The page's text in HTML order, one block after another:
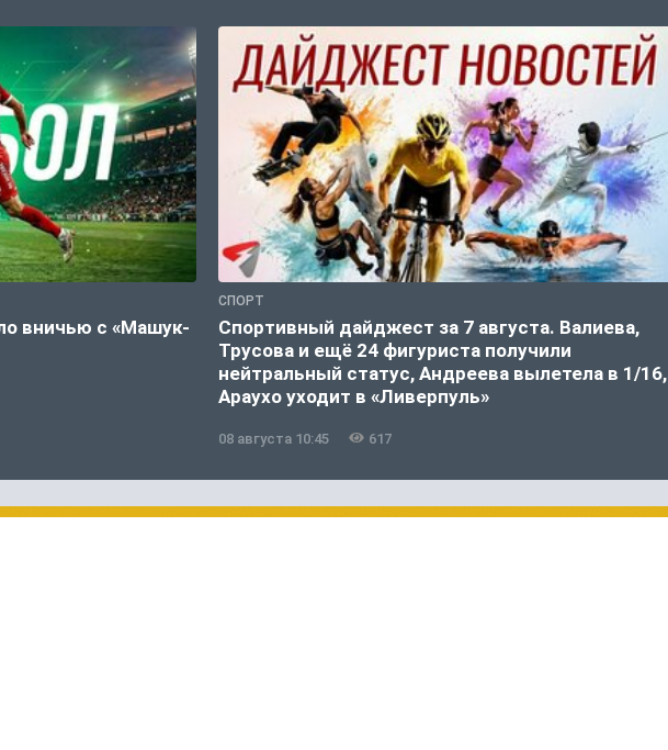
вничью с «Машук-
СПОРТ
Спортивный дайджест за 7 августа. Валиева,
Трусова и ещё 24 фигуриста получили
нейтральный статус, Андреева вылетела в 1/16,
Араухо уходит в «Ливерпуль»
08 августа 10:45 617